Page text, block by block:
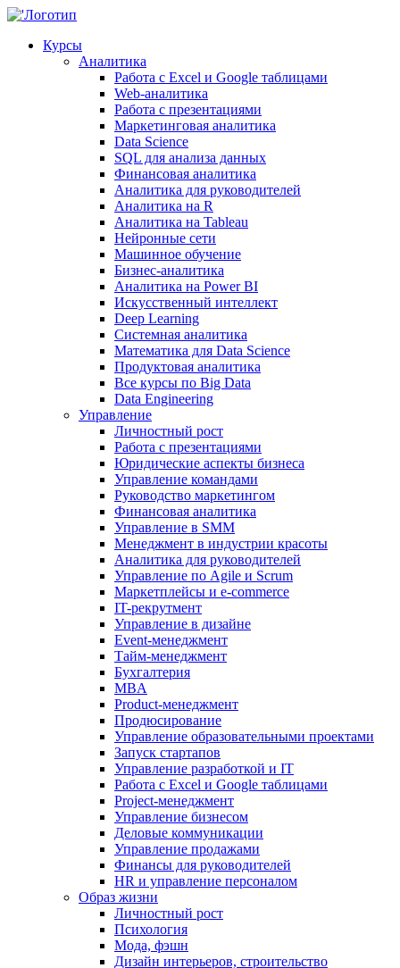
Курсы
Аналитика
Работа с Excel и Google таблицами
Web-аналитика
Работа с презентациями
Маркетинговая аналитика
Data Science
SQL для анализа данных
Финансовая аналитика
Аналитика для руководителей
Аналитика на R
Аналитика на Tableau
Нейронные сети
Машинное обучение
Бизнес-аналитика
Аналитика на Power BI
Искусственный интеллект
Deep Learning
Системная аналитика
Математика для Data Science
Продуктовая аналитика
Все курсы по Big Data
Data Engineering
Управление
Личностный рост
Работа с презентациями
Юридические аспекты бизнеса
Управление командами
Руководство маркетингом
Финансовая аналитика
Управление в SMM
Менеджмент в индустрии красоты
Аналитика для руководителей
Управление по Agile и Scrum
Маркетплейсы и e-commerce
IT-рекрутмент
Управление в дизайне
Event-менеджмент
Тайм-менеджмент
Бухгалтерия
MBA
Product-менеджмент
Продюсирование
Управление образовательными проектами
Запуск стартапов
Управление разработкой и IT
Работа с Excel и Google таблицами
Project-менеджмент
Управление бизнесом
Деловые коммуникации
Управление продажами
Финансы для руководителей
HR и управление персоналом
Образ жизни
Личностный рост
Психология
Мода, фэшн
Дизайн интерьеров, строительство